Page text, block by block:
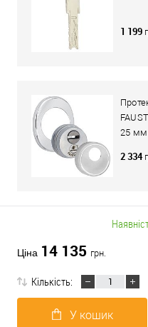
1 199
25 мм
хром
2 334
Ціна 14 135 грн.
Кількість:
У кошик